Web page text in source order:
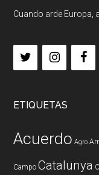
Cuando arde Europa,
ETIQUETAS
Acuerdo Agro
Campo Catalunya